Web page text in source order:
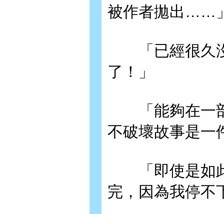
被作者拋出……
「已經很久沒
了！」
「能夠在一部
不破壞故事是一
「即使是如此
完，因為我停不